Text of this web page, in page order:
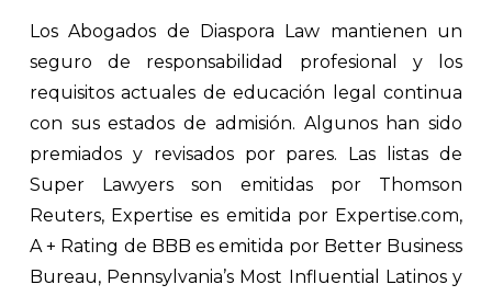
Los Abogados de Diaspora Law mantienen un
seguro de responsabilidad profesional y los
requisitos actuales de educación legal continua
con sus estados de admisión. Algunos han sido
premiados y revisados ​​por pares. Las listas de
Super Lawyers son emitidas por Thomson
Reuters, Expertise es emitida por Expertise.com,
A + Rating de BBB es emitida por Better Business
Bureau, Pennsylvania’s Most Influential Latinos y